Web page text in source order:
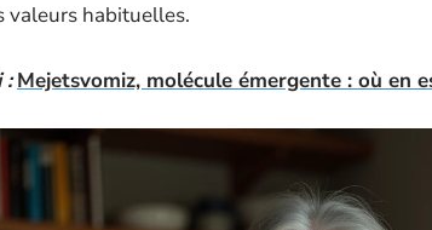
valeurs habituelles.
: Mejetsvomiz, molécule émergente : où en